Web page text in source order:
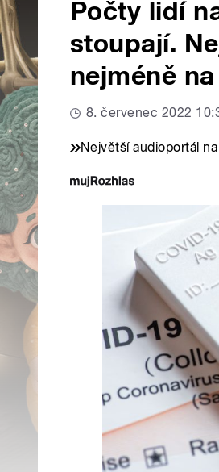
Počty lidí
stoupají.
nejméně
8. červenec 2022
Největší audioportál